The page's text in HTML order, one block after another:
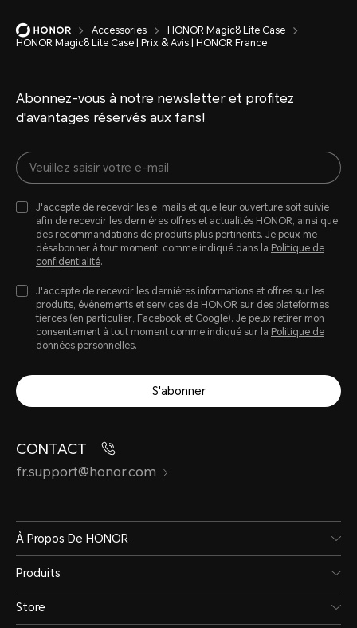
Accessories
HONOR Magic8 Lite Case
HONOR Magic8 Lite Case | Prix & Avis | HONOR France
Abonnez-vous à notre newsletter et profitez
d'avantages réservés aux fans!
J'accepte de recevoir les e-mails et que leur ouverture soit suivie
afin de recevoir les dernières offres et actualités HONOR, ainsi que
des recommandations de produits plus pertinents. Je peux me
désabonner à tout moment, comme indiqué dans la Politique de
confidentialité.
J'accepte de recevoir les dernières informations et offres sur les
produits, évènements et services de HONOR sur des plateformes
tierces (en particulier, Facebook et Google). Je peux retirer mon
consentement à tout moment comme indiqué sur la Politique de
données personnelles.
S'abonner
CONTACT
fr.support@honor.com
À Propos De HONOR
Produits
Store